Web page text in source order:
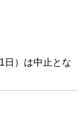
日）は中止とな